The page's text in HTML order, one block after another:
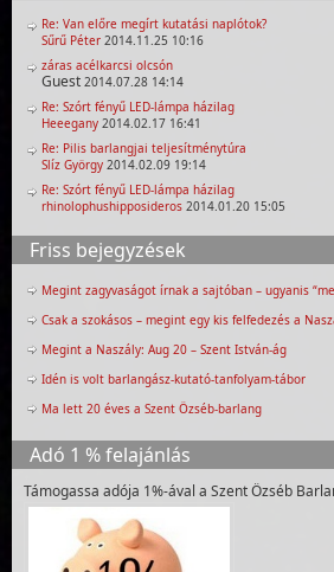
Re: Van előre megírt kutatási naplótok?
Sűrű Péter 2014.11.25 10:16
záras acélkarcsi olcsón
Guest 2014.07.28 14:14
Re: Szórt fényű LED-lámpa házilag
Heeegany 2014.02.17 16:41
Re: Pilis barlangjai teljesítménytúra
Slíz György 2014.02.09 19:14
Re: Szórt fényű LED-lámpa házilag
rhinolophushipposideros 2014.01.20 15:05
Friss bejegyzések
Megint zagyvaságot írnak a sajtóban – ugyanis
Csak a szokásos – megint egy kis felfedezés a
Megint a Naszály: Aug 20 – Szent István-ág
Idén is volt barlangász-kutató-tanfolyam-tábor
Ma lett 20 éves a Szent Özséb-barlang
Adó 1 % felajánlás
Támogassa adója 1%-ával a Szent Özséb